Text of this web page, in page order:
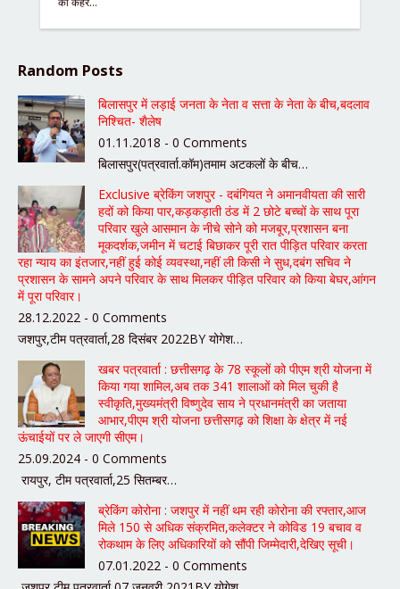
Random Posts
बिलासपुर में लड़ाई जनता के नेता व सत्ता के नेता के बीच,बदलाव
निश्चित- शैलेष
01.11.2018 - 0 Comments
बिलासपुर(पत्रवार्ता.कॉम)तमाम अटकलों के बीच…
Exclusive ब्रेकिंग जशपुर - दबंगियत ने अमानवीयता की सारी
हदों को किया पार,कड़कड़ाती ठंड में 2 छोटे बच्चों के साथ पूरा
परिवार खुले आसमान के नीचे सोने को मजबूर,प्रशासन बना
मूकदर्शक,जमीन में चटाई बिछाकर पूरी रात पीड़ित परिवार करता
रहा न्याय का इंतजार,नहीं हुई कोई व्यवस्था,नहीं ली किसी ने सुध,दबंग सचिव ने
प्रशासन के सामने अपने परिवार के साथ मिलकर पीड़ित परिवार को किया बेघर,आंगन
में पूरा परिवार।
28.12.2022 - 0 Comments
जशपुर,टीम पत्रवार्ता,28 दिसंबर 2022BY योगेश…
खबर पत्रवार्ता : छत्तीसगढ़ के 78 स्कूलों को पीएम श्री योजना में
किया गया शामिल,अब तक 341 शालाओं को मिल चुकी है
स्वीकृति,मुख्यमंत्री विष्णुदेव साय ने प्रधानमंत्री का जताया
आभार,पीएम श्री योजना छत्तीसगढ़ को शिक्षा के क्षेत्र में नई
ऊंचाईयों पर ले जाएगी सीएम।
25.09.2024 - 0 Comments
रायपुर, टीम पत्रवार्ता,25 सितम्बर…
ब्रेकिंग कोरोना : जशपुर में नहीं थम रही कोरोना की रफ्तार,आज
मिले 150 से अधिक संक्रमित,कलेक्टर ने कोविड 19 बचाव व
रोकथाम के लिए अधिकारियों को सौंपी जिम्मेदारी,देखिए सूची।
07.01.2022 - 0 Comments